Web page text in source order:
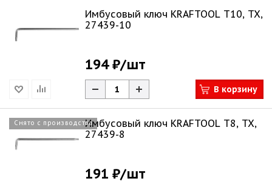
Имбусовый ключ KRAFTOOL Т10, TX,
27439-10
194 ₽/шт
В корзину
Снято с производстваИмбусовый ключ KRAFTOOL T8, TX,
27439-8
191 ₽/шт